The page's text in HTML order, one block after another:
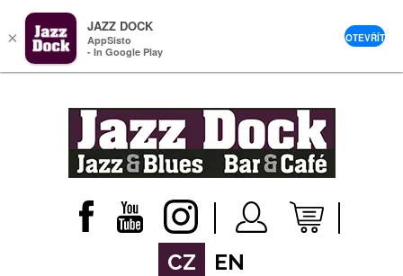
CZ EN
×
JAZZ DOCK
AppSisto
- In Google Play
OTEVŘÍT